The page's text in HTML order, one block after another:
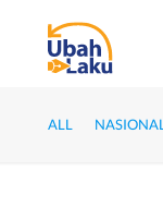
ALL NASIONAL